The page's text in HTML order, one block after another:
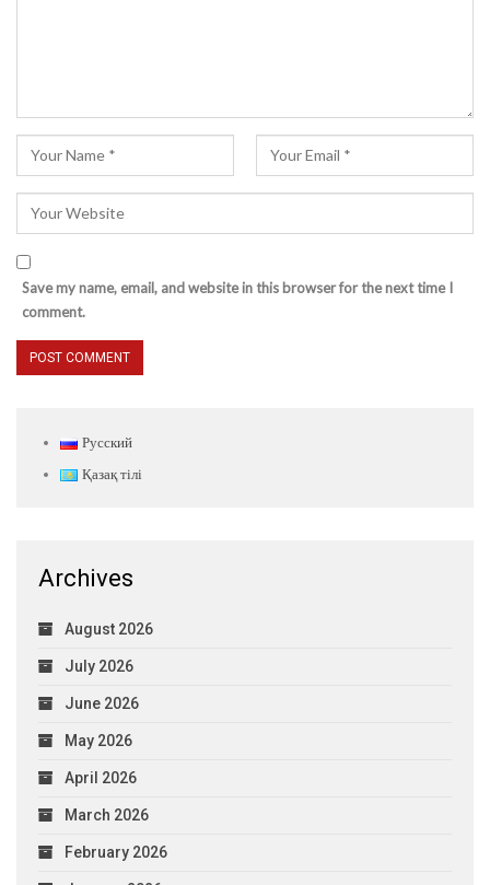
Save my name, email, and website in this browser for the next time I
comment.
Русский
Қазақ тілі
Archives
August 2026
July 2026
June 2026
May 2026
April 2026
March 2026
February 2026